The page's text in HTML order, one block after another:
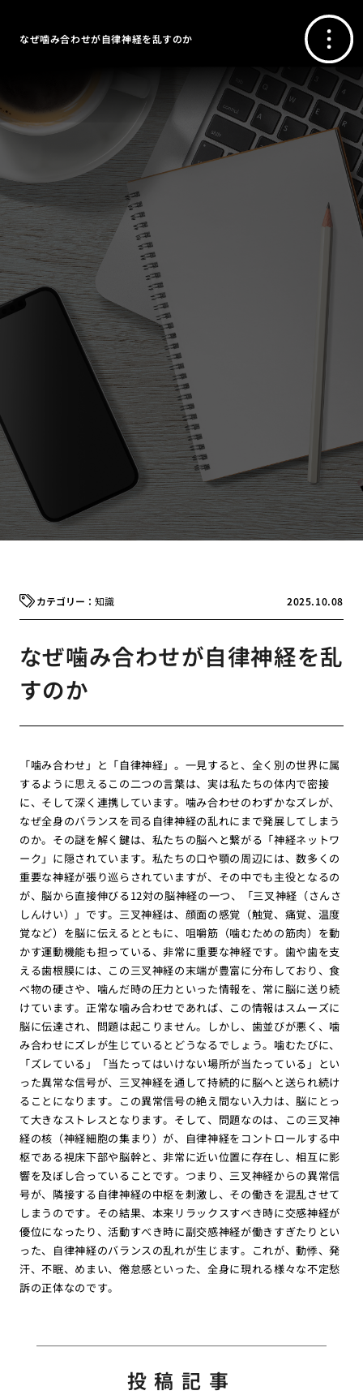
なぜ噛み合わせが自律神経を乱すのか
2025.10.08
知識
なぜ噛み合わせが自律神経を乱
すのか
「噛み合わせ」と「自律神経」。一見すると、全く別の世界に属
するように思えるこの二つの言葉は、実は私たちの体内で密接
に、そして深く連携しています。噛み合わせのわずかなズレが、
なぜ全身のバランスを司る自律神経の乱れにまで発展してしまう
のか。その謎を解く鍵は、私たちの脳へと繋がる「神経ネットワ
ーク」に隠されています。私たちの口や顎の周辺には、数多くの
重要な神経が張り巡らされていますが、その中でも主役となるの
が、脳から直接伸びる12対の脳神経の一つ、「三叉神経（さんさ
しんけい）」です。三叉神経は、顔面の感覚（触覚、痛覚、温度
覚など）を脳に伝えるとともに、咀嚼筋（噛むための筋肉）を動
かす運動機能も担っている、非常に重要な神経です。歯や歯を支
える歯根膜には、この三叉神経の末端が豊富に分布しており、食
べ物の硬さや、噛んだ時の圧力といった情報を、常に脳に送り続
けています。正常な噛み合わせであれば、この情報はスムーズに
脳に伝達され、問題は起こりません。しかし、歯並びが悪く、噛
み合わせにズレが生じているとどうなるでしょう。噛むたびに、
「ズレている」「当たってはいけない場所が当たっている」とい
った異常な信号が、三叉神経を通して持続的に脳へと送られ続け
ることになります。この異常信号の絶え間ない入力は、脳にとっ
て大きなストレスとなります。そして、問題なのは、この三叉神
経の核（神経細胞の集まり）が、自律神経をコントロールする中
枢である視床下部や脳幹と、非常に近い位置に存在し、相互に影
響を及ぼし合っていることです。つまり、三叉神経からの異常信
号が、隣接する自律神経の中枢を刺激し、その働きを混乱させて
しまうのです。その結果、本来リラックスすべき時に交感神経が
優位になったり、活動すべき時に副交感神経が働きすぎたりとい
った、自律神経のバランスの乱れが生じます。これが、動悸、発
汗、不眠、めまい、倦怠感といった、全身に現れる様々な不定愁
訴の正体なのです。
投稿記事